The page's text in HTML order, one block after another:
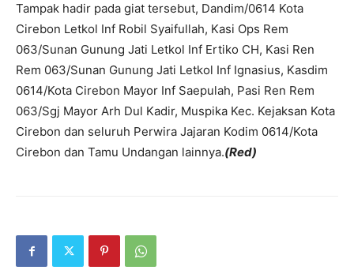
Tampak hadir pada giat tersebut, Dandim/0614 Kota
Cirebon Letkol Inf Robil Syaifullah, Kasi Ops Rem
063/Sunan Gunung Jati Letkol Inf Ertiko CH, Kasi Ren
Rem 063/Sunan Gunung Jati Letkol Inf Ignasius, Kasdim
0614/Kota Cirebon Mayor Inf Saepulah, Pasi Ren Rem
063/Sgj Mayor Arh Dul Kadir, Muspika Kec. Kejaksan Kota
Cirebon dan seluruh Perwira Jajaran Kodim 0614/Kota
Cirebon dan Tamu Undangan lainnya.(Red)